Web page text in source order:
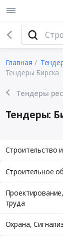
Главная
Тендеры Бирска
Тендеры
Тендеры:
Строительство
Строительное
труда
Охрана,